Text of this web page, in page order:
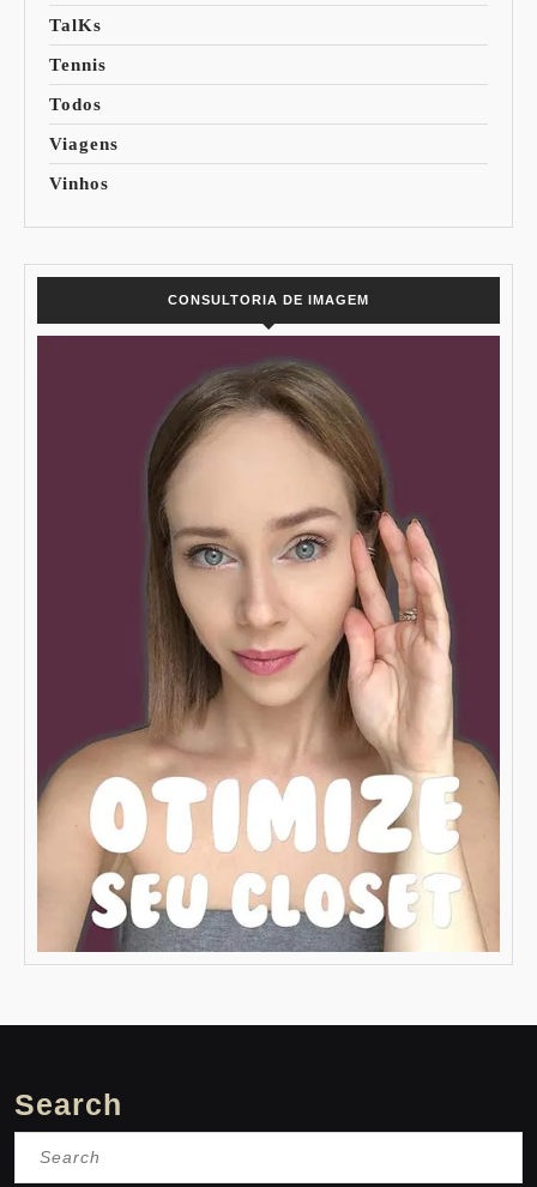
TalKs
Tennis
Todos
Viagens
Vinhos
CONSULTORIA DE IMAGEM
Search